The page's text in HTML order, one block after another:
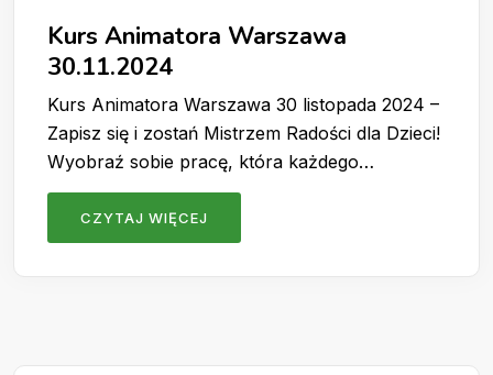
Kurs Animatora Warszawa
30.11.2024
Kurs Animatora Warszawa 30 listopada 2024 –
Zapisz się i zostań Mistrzem Radości dla Dzieci!
Wyobraź sobie pracę, która każdego…
CZYTAJ WIĘCEJ